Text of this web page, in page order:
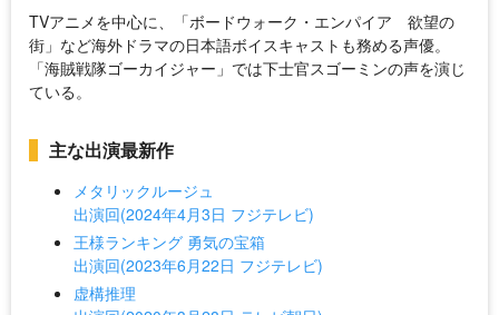
TVアニメを中心に、「ボードウォーク・エンパイア 欲望の
街」など海外ドラマの日本語ボイスキャストも務める声優。
「海賊戦隊ゴーカイジャー」では下士官スゴーミンの声を演じ
ている。
主な出演最新作
メタリックルージュ
出演回(2024年4月3日 フジテレビ)
王様ランキング 勇気の宝箱
出演回(2023年6月22日 フジテレビ)
虚構推理